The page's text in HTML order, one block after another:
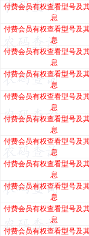
付费会员有权查看型号及
息
付费会员有权查看型号及
息
付费会员有权查看型号及
息
付费会员有权查看型号及
息
付费会员有权查看型号及
息
付费会员有权查看型号及
息
付费会员有权查看型号及
息
付费会员有权查看型号及
息
付费会员有权查看型号及
息
付费会员有权查看型号及
息
付费会员有权查看型号及